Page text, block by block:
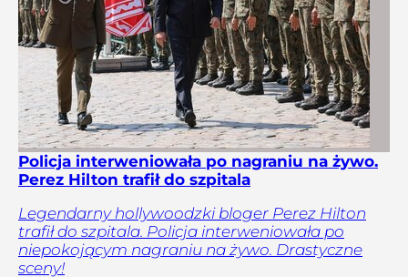
Policja interweniowała po nagraniu na żywo.
Perez Hilton trafił do szpitala
Legendarny hollywoodzki bloger Perez Hilton
trafił do szpitala. Policja interweniowała po
niepokojącym nagraniu na żywo. Drastyczne
sceny!